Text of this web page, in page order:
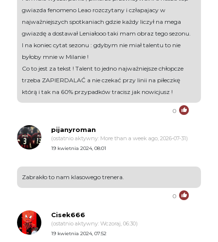
gwiazda fenomeno Leao rozczytany i człapajacy w
najważniejszych spotkaniach gdzie każdy liczył na mega
gwiazdę a dostawał Leniałooo taki mam obraz tego sezonu.
I na koniec cytat sezonu : gdybym nie miał talentu to nie
byłoby mnie w Milanie !
Co to jest za tekst ! Talent to jedno najważniejsze chłopcze
trzeba ZAPIERDALAĆ a nie czekać przy linii na piłeczkę
którą i tak na 60% przypadków tracisz jak nowicjusz !
0
pijanyroman
(ostatnio aktywny: More than a week ago, 2026-07-31)
19 kwietnia 2024, 08:01
Zabrakło to nam klasowego trenera.
0
Cisek666
(ostatnio aktywny: Wczoraj, 06:30)
19 kwietnia 2024, 07:52